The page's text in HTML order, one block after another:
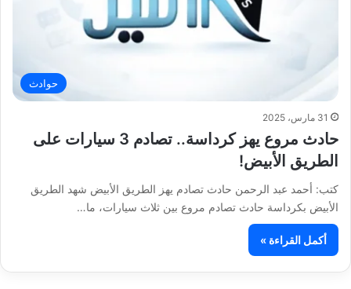
حوادث
31 مارس، 2025
حادث مروع يهز كرداسة.. تصادم 3 سيارات على
الطريق الأبيض!
كتب: أحمد عبد الرحمن حادث تصادم يهز الطريق الأبيض شهد الطريق
الأبيض بكرداسة حادث تصادم مروع بين ثلاث سيارات، ما…
أكمل القراءة »